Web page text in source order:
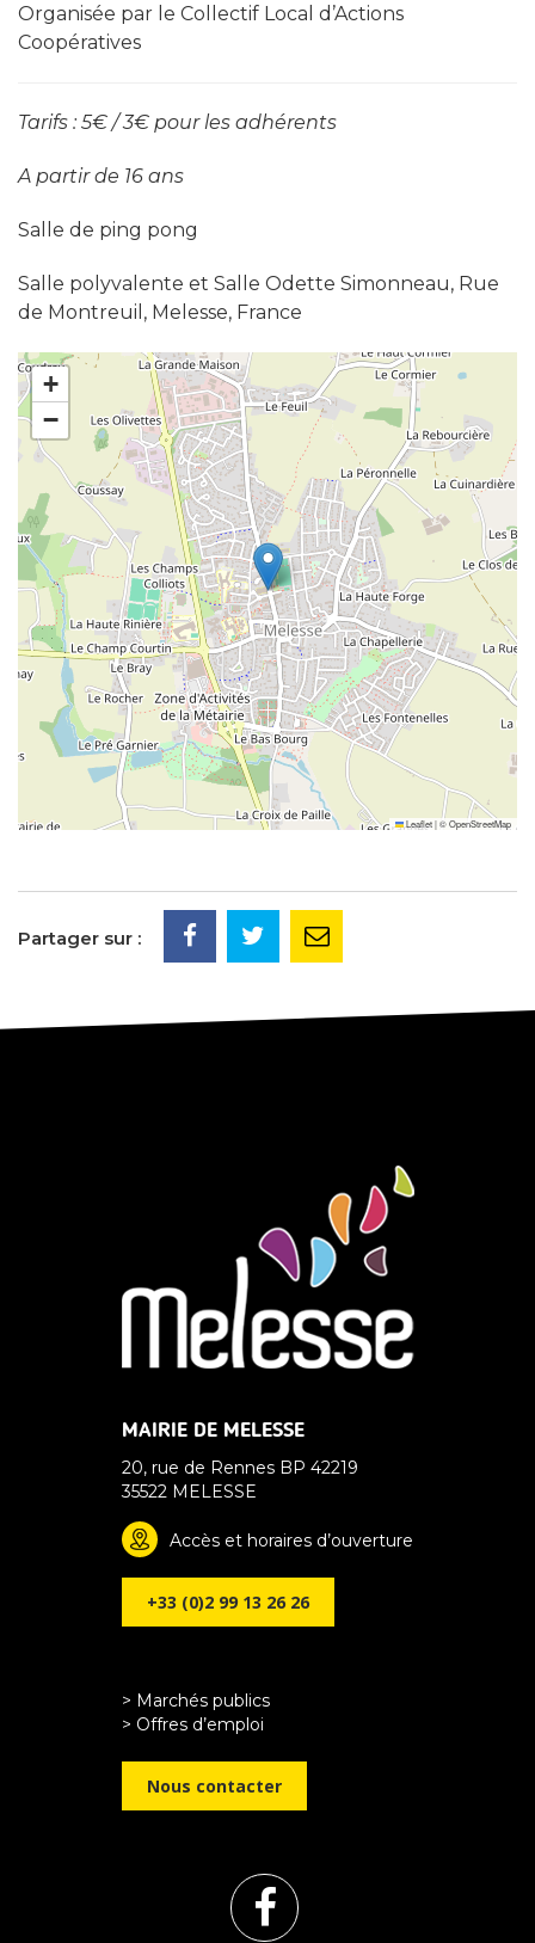
Organisée par le Collectif Local d’Actions
Coopératives
Tarifs : 5€ / 3€ pour les adhérents
A partir de 16 ans
Salle de ping pong
Salle polyvalente et Salle Odette Simonneau, Rue
de Montreuil, Melesse, France
+
−
Leaflet|©OpenStreetMap
Partager sur :
MAIRIE DE MELESSE
20, rue de Rennes BP 42219
35522 MELESSE
Accès et horaires d’ouverture
+33 (0)2 99 13 26 26
> Marchés publics
> Offres d’emploi
Nous contacter